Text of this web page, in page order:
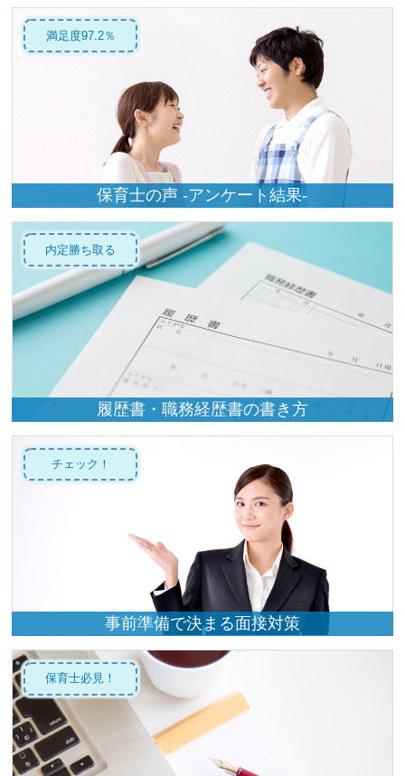
満足度97.2％
保育士の声 -アンケート結果-
内定勝ち取る
履歴書・職務経歴書の書き方
チェック！
事前準備で決まる面接対策
保育士必見！